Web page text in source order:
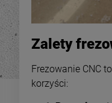
Zalety
Frezowanie CNC
korzyści: